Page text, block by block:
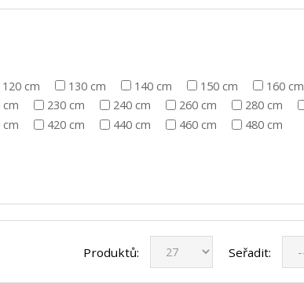
120 cm 130 cm 140 cm 150 cm 160 cm
cm 230 cm 240 cm 260 cm 280 cm
cm 420 cm 440 cm 460 cm
480 cm
Seřadit:
Produktů: